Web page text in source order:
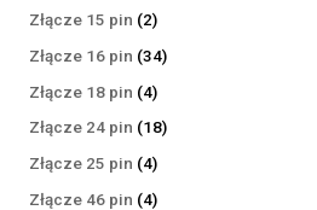
produktów
Złącze 15 pin 22
produkty
Złącze 16 pin 3434
Złącze 18 pin 44
produkty
Złącze 24 pin 1818
Złącze 25 pin 44
produkty
Złącze 46 pin 44